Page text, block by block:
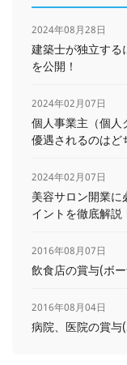
2024年08月28日
建築士が独立する
を公開！
2024年02月07日
個人事業主（個人
優遇されるのはど
2024年02月07日
美容サロン開業に
イントを徹底解説
2016年08月07日
飲食店の賞与(ボ
2016年08月04日
病院、医院の賞与